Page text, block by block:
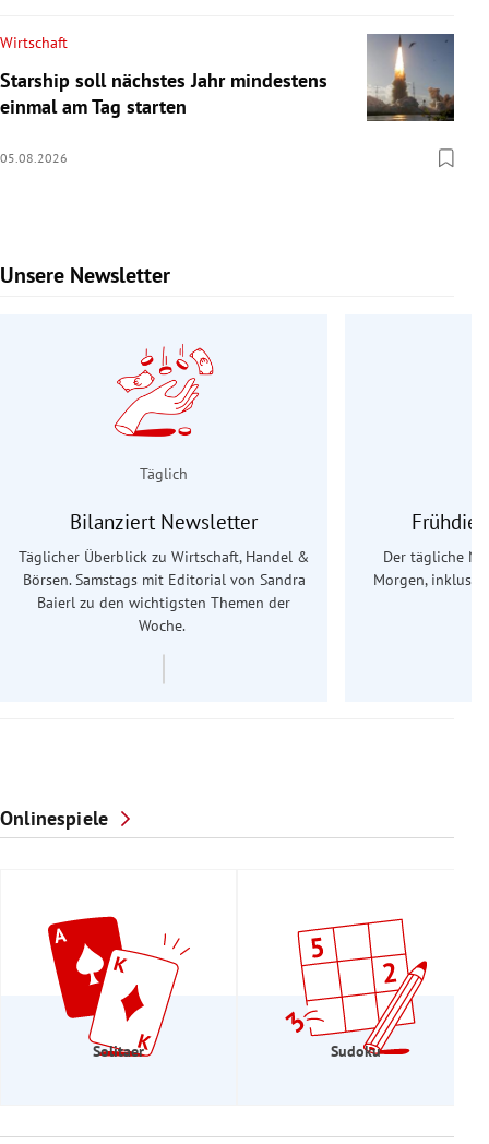
Wirtschaft
Starship soll nächstes Jahr mindestens
einmal am Tag starten
05.08.2026
Unsere Newsletter
Slide 1 von 9
Täglich
Bilanziert Newsletter
Täglicher Überblick zu Wirtschaft, Handel &
Börsen. Samstags mit Editorial von Sandra
Baierl zu den wichtigsten Themen der
Woche.
Der tägliche
Morgen,
Onlinespiele
Solitaer Sudoku